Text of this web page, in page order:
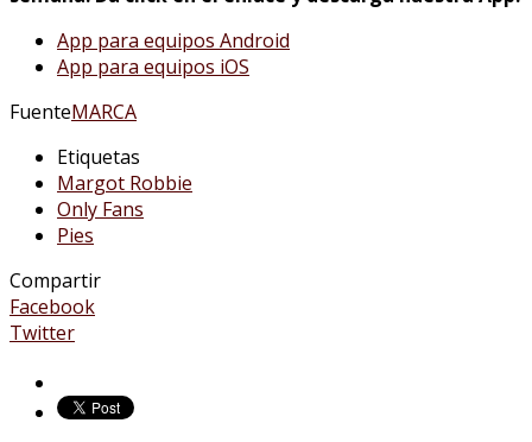
App para equipos Android
App para equipos iOS
FuenteMARCA
Etiquetas
Margot Robbie
Only Fans
Pies
Compartir
Facebook
Twitter